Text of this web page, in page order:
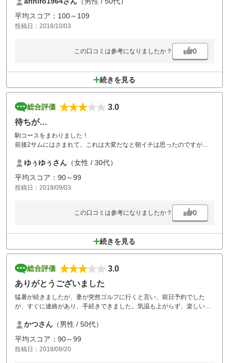
と妻…。妻も飛ばす方（２００ヤード位は飛ばします）ですが、前半の
ハーフでロング、ミドルの殆どがワンペナ前３…。私も同様で前半のハ
ーフで５０叩く始末。後半はドライバーをスプーンに持ち替えなんとか
４０代でホールアウト。常に正確性が求められるストレスが掛かるラウ
残念。一部芝が無い所も有ったりしました。ディボット痕は多数。何個
直したか…。スタッフは好印象。ただカートが遅い！安全上仕方無いの
からＩＮに提案をされました。こういう気配りは嬉しいですよね。全体
平均スコア：100～109
投稿日：2018/10/03
この口コミは参考になりましたか？ 0
続きを見る
総合評価
3.0
待ちが…
駒コースをまわりました！
前後2サムにはさまれて、これは大変だなと朝イチは思ったのですが、
天候が悪いのもあるとは思いますが、詰めすぎなのでは？
駒は、アップダウンも激しいし、もうちょっと考えていただきた
い！！！
ゆぅゆぅさん （女性 / 30代）
平均スコア：90～99
投稿日：2018/09/03
この口コミは参考になりましたか？ 0
続きを見る
総合評価
3.0
ありがとうございました
猛暑が続きましたが、妻が突然ゴルフに行くと言い、前日予約でした
が、すぐに連絡があり、手続きできました。気温も上がらず、楽しいプ
Wのティ－ショットが多く、次回はバックから打ってみたいです。
かつさん （男性 / 50代）
平均スコア：90～99
投稿日：2018/08/20